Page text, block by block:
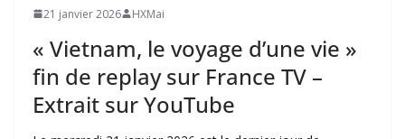
21 janvier 2026 HXMai
« Vietnam, le voyage d’une vie »
fin de replay sur France TV –
Extrait sur YouTube